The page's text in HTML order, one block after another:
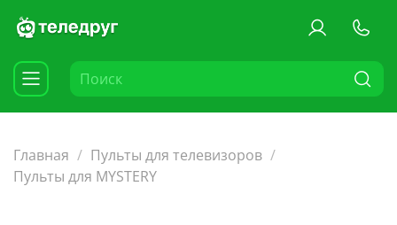
Главная
Пульты для телевизоров
Пульты для MYSTERY